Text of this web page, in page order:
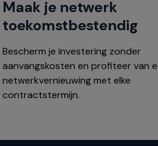
Maak je netwerk
toekomstbestendig
Bescherm je investering zonder
aanvangskosten en profiteer van
netwerkvernieuwing met elke
contractstermijn.